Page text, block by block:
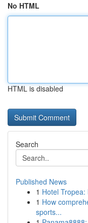
No HTML
HTML is disabled
Search
Published News
1 Hotel
1 How
sports...